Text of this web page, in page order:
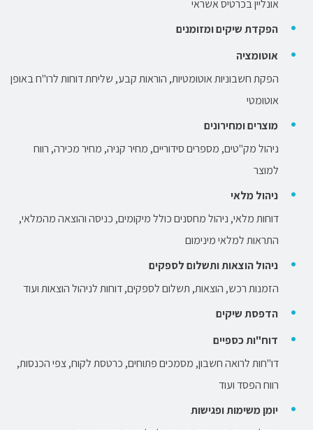
אונליין בכרטיס אשראי
הפקדת שיקים ומזומנים
אוטומציה
הפקת חשבוניות אוטומטיות, הוראות קבע, שליחת דוחות לרו"ח באופן
אוטומטי
מוצרים ומחירונים
ניהול מק"טים, מספרים סידוריים, מחיר קניה, מחיר מכירה, רווח
למוצר
ניהול מלאי
דוחות מלאי, ניהול מחסנים כולל מיקומים, כניסה והוצאה מהמלאי,
התראות למלאי מינימום
ניהול הוצאותותשלום לספקים
הזמנות רכש, הוצאות, תשלום לספקים, דוחות לניהול הוצאות ועוד
הדפסת שיקים
דוח"ות כספיים
דו"חות לרואה חשבון, מסמכים פתוחים, כרטסת לקוח, צפי הכנסות,
רווח הפסד ועוד
יומן משימות ופגישות